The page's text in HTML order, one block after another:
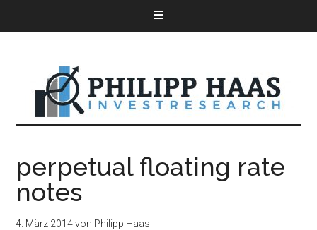
perpetual floating rate
notes
4. März 2014von Philipp Haas